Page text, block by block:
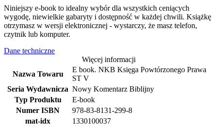
Niniejszy e-book to idealny wybór dla wszystkich ceniących
wygodę, niewielkie gabaryty i dostępność w każdej chwili. Książkę
otrzymasz w wersji elektronicznej - wystarczy, że masz telefon,
czytnik lub komputer.
Dane techniczne
Więcej informacji
Nazwa Towaru
E book. NKB Księga Powtórzonego Prawa
ST V
Seria Wydawnicza Nowy Komentarz Biblijny
Typ Produktu
E-book
Numer ISBN
978-83-8131-299-8
mat-idx
1330100037